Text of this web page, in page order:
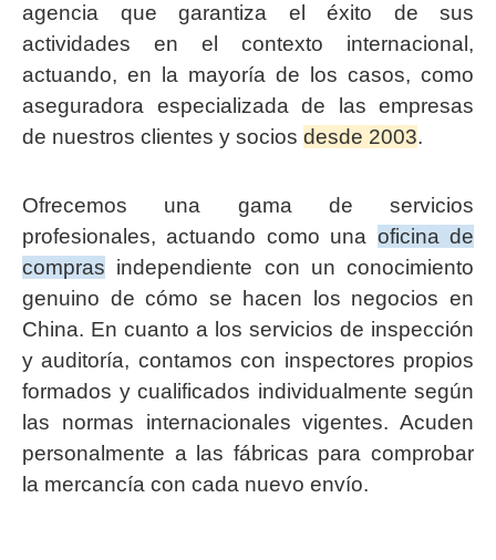
agencia que garantiza el éxito de sus
actividades en el contexto internacional,
actuando, en la mayoría de los casos, como
aseguradora especializada de las empresas
de nuestros clientes y socios desde 2003.
Ofrecemos una gama de servicios
profesionales, actuando como una oficina de
compras independiente con un conocimiento
genuino de cómo se hacen los negocios en
China. En cuanto a los servicios de inspección
y auditoría, contamos con inspectores propios
formados y cualificados individualmente según
las normas internacionales vigentes. Acuden
personalmente a las fábricas para comprobar
la mercancía con cada nuevo envío.